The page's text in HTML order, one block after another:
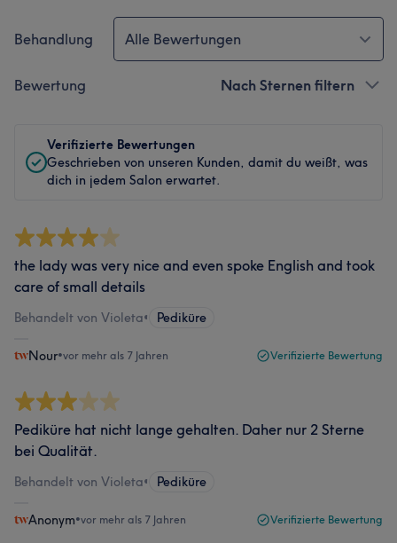
Behandlung Alle Bewertungen
Bewertung Nach Sternen filtern
Verifizierte Bewertungen
Geschrieben von unseren Kunden, damit du weißt, was
dich in jedem Salon erwartet.
the lady was very nice and even spoke English and took
care of small details
Behandelt von Violeta• Pediküre
Nour•vor mehr als 7 Jahren Verifizierte Bewertung
Pediküre hat nicht lange gehalten. Daher nur 2 Sterne
bei Qualität.
Behandelt von Violeta• Pediküre
Anonym•vor mehr als 7 Jahren Verifizierte Bewertung